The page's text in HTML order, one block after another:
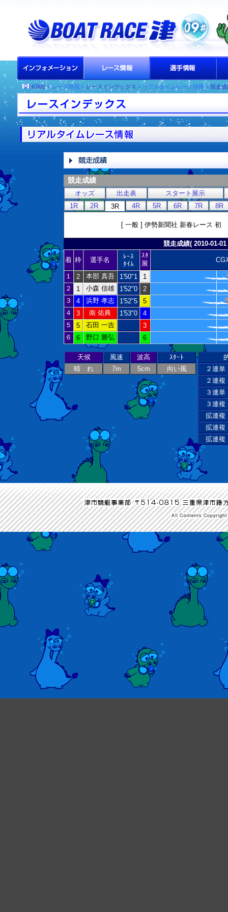
HOME> レース情報 >レースインデックス > リアルタイムレース情報 >競走成
競走成績
オッズ 出走表
スタート展示
1R
2R 3R 4R 5R 6R 7R 8R
[ 一般 ] 伊勢新聞社 新春レース
競走成績( 2010-01-01
着 枠 選手名
ﾚｰｽ
ﾀｲﾑ
ｽﾀ
展
CG
１ 2 本部 真吾 1'50"1
1
２
1 小森 信雄 1'52"0
2
３
4 浜野 孝志 1'52"5
5
４
3 南 佑典 1'53"0
4
５
5 石田 一吉
3
６
6 野口 勝弘 6
天候 風速 波高
ｽﾀｰﾄ
晴 れ
7m 5cm 向い風
２連単
２連複
３連単
３連複
拡連複
拡連複
拡連複